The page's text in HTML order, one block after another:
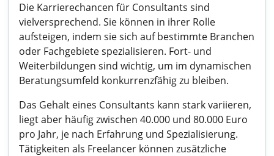
Die Karrierechancen für Consultants sind
vielversprechend. Sie können in ihrer Rolle
aufsteigen, indem sie sich auf bestimmte Branchen
oder Fachgebiete spezialisieren. Fort- und
Weiterbildungen sind wichtig, um im dynamischen
Beratungsumfeld konkurrenzfähig zu bleiben.
Das Gehalt eines Consultants kann stark variieren,
liegt aber häufig zwischen 40.000 und 80.000 Euro
pro Jahr, je nach Erfahrung und Spezialisierung.
Tätigkeiten als Freelancer können zusätzliche